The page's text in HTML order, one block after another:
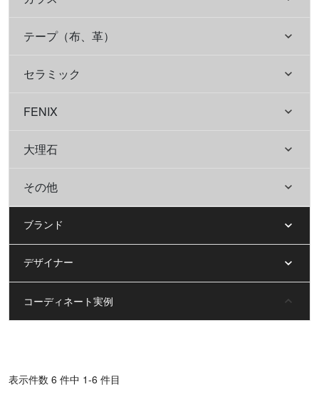
テープ（布、革）
セラミック
FENIX
大理石
その他
ブランド
デザイナー
コーディネート実例
表⽰件数 6 件中 1-6 件目